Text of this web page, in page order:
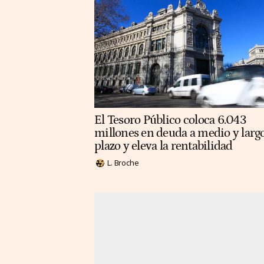
El Tesoro Público coloca 6.043
millones en deuda a medio y
plazo y eleva la rentabilidad
L. Broche